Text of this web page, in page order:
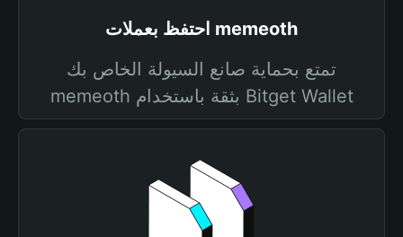
احتفظ بعملات memeoth
تمتع بحماية صانع السيولة الخاص بك
memeoth بثقة باستخدام Bitget Wallet